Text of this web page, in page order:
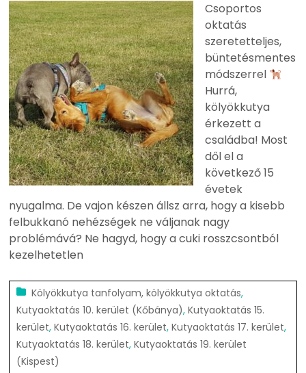
Csoportos
oktatás
szeretetteljes,
büntetésmentes
módszerrel
Hurrá,
kölyökkutya
érkezett a
családba! Most
dől el a
következő 15
évetek
nyugalma. De vajon készen állsz arra, hogy a kisebb
felbukkanó nehézségek ne váljanak nagy
problémává? Ne hagyd, hogy a cuki rosszcsontból
kezelhetetlen
Kölyökkutya tanfolyam, kölyökkutya oktatás,
Kutyaoktatás 10. kerület (Kőbánya),Kutyaoktatás 15.
kerület,Kutyaoktatás 16. kerület,Kutyaoktatás 17. kerület,
Kutyaoktatás 18. kerület,Kutyaoktatás 19. kerület
(Kispest)